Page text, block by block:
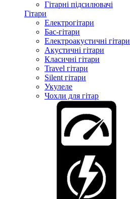
Гітарні підсилювачі
Гітари
Електрогітари
Бас-гітари
Електроакустичні гітари
Акустичні гітари
Класичні гітари
Travel гітари
Silent гітари
Укулеле
Чохли для гітар